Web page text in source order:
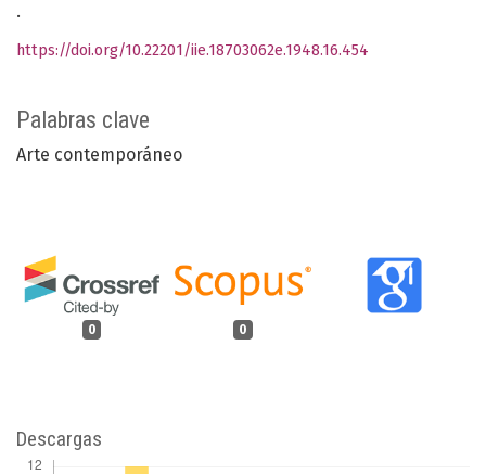
Palabras clave
Arte contemporáneo
0 0
.
https://doi.org/10.22201/iie.18703062e.1948.16.454
Descargas